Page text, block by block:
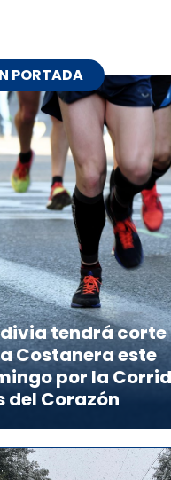
PORTADA
tendrá
Costanera este
por la
del Corazón